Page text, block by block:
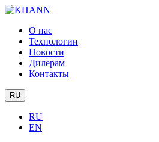
О нас
Технологии
Новости
Дилерам
Контакты
RU
RU
EN